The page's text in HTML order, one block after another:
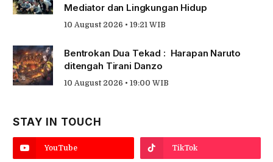
Mediator dan Lingkungan Hidup
10 August 2026 • 19:21 WIB
Bentrokan Dua Tekad : Harapan Naruto
ditengah Tirani Danzo
10 August 2026 • 19:00 WIB
STAY IN TOUCH
YouTube TikTok